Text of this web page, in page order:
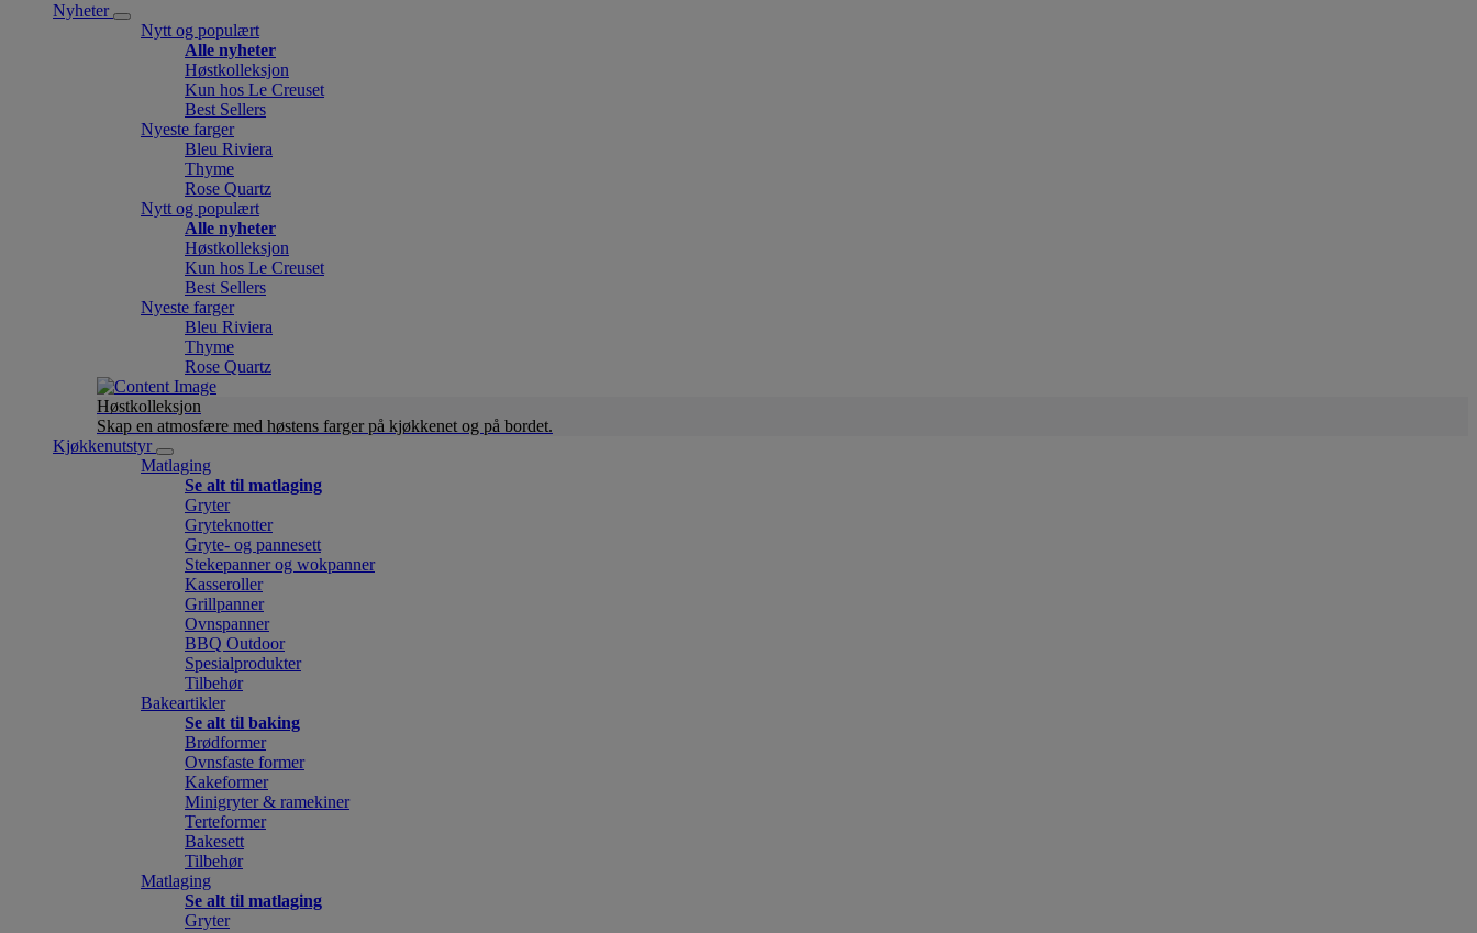
Nyheter
Nytt og populært
Alle nyheter
Høstkolleksjon
Kun hos Le Creuset
Best Sellers
Nyeste farger
Bleu Riviera
Thyme
Rose Quartz
Nytt og populært
Alle nyheter
Høstkolleksjon
Kun hos Le Creuset
Best Sellers
Nyeste farger
Bleu Riviera
Thyme
Rose Quartz
Høstkolleksjon
Skap en atmosfære med høstens farger på kjøkkenet og på bordet.
Kjøkkenutstyr
Matlaging
Se alt til matlaging
Gryter
Gryteknotter
Gryte- og pannesett
Stekepanner og wokpanner
Kasseroller
Grillpanner
Ovnspanner
BBQ Outdoor
Spesialprodukter
Tilbehør
Bakeartikler
Se alt til baking
Brødformer
Ovnsfaste former
Kakeformer
Minigryter & ramekiner
Terteformer
Bakesett
Tilbehør
Matlaging
Se alt til matlaging
Gryter